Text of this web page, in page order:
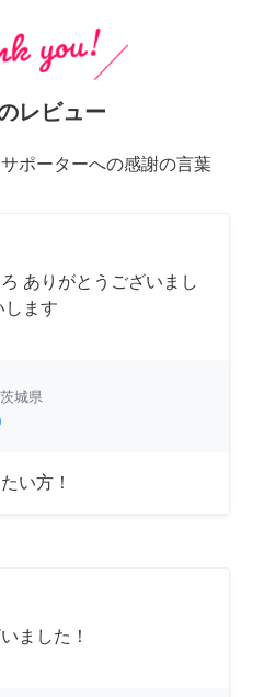
レビュー
ポーターへの感謝の言葉
ありがとうございまし
します
茨城県
い方！
ました！